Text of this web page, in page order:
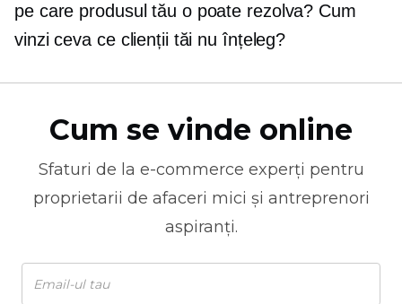
pe care produsul tău o poate rezolva? Cum
vinzi ceva ce clienții tăi nu înțeleg?
Cum se vinde online
Sfaturi de la e-commerce experți pentru
proprietarii de afaceri mici și antreprenori
aspiranți.